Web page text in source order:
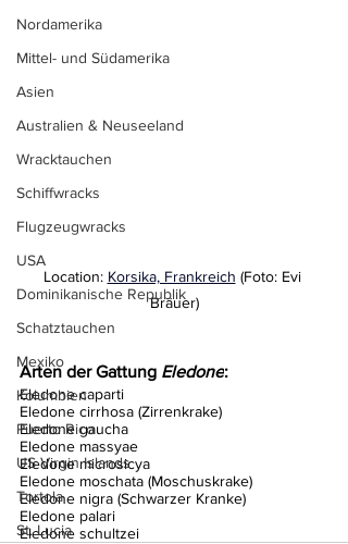
Nordamerika
Mittel- und Südamerika
Asien
Australien & Neuseeland
Wracktauchen
Schiffwracks
Flugzeugwracks
USA
Dominikanische Republik
Schatztauchen
Mexiko
Kolumbien
Puerto Rico
US Virgin Islands
Tortola
St. Lucia
Location: Korsika, Frankreich (Foto: Evi
Bräuer)
Arten der Gattung Eledone:
Eledone caparti
Eledone cirrhosa (Zirrenkrake)
Eledone gaucha
Eledone massyae
Eledone microsicya
Eledone moschata (Moschuskrake)
Eledone nigra (Schwarzer Kranke)
Eledone palari
Eledone schultzei